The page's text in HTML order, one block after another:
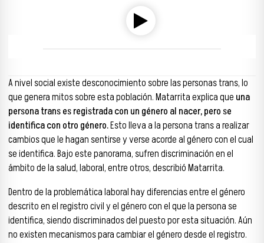
A nivel social existe desconocimiento sobre las personas trans, lo
que genera mitos sobre esta población. Matarrita explica que una
persona trans es registrada con un género al nacer, pero se
identifica con otro género.Esto lleva a la persona trans a realizar
cambios que le hagan sentirse y verse acorde al género con el cual
se identifica. Bajo este panorama, sufren discriminación en el
ámbito de la salud, laboral, entre otros, describió Matarrita.
Dentro de la problemática laboral hay diferencias entre el género
descrito en el registro civil y el género con el que la persona se
identifica, siendo discriminados del puesto por esta situación. Aún
no existen mecanismos para cambiar el género desde el registro.